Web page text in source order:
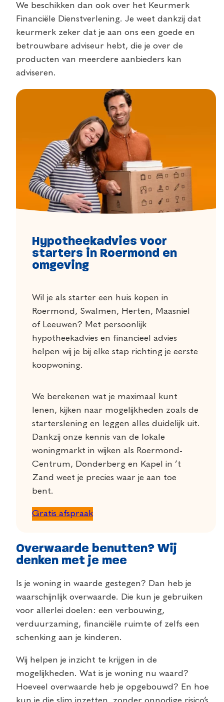
We beschikken dan ook over het Keurmerk
Financiële Dienstverlening. Je weet dankzij dat
keurmerk zeker dat je aan ons een goede en
betrouwbare adviseur hebt, die je over de
producten van meerdere aanbieders kan
adviseren.
Hypotheekadvies voor
starters in Roermond en
omgeving
Wil je als starter een huis kopen in
Roermond, Swalmen, Herten, Maasniel
of Leeuwen? Met persoonlijk
hypotheekadvies en financieel advies
helpen wij je bij elke stap richting je eerste
koopwoning.
We berekenen wat je maximaal kunt
lenen, kijken naar mogelijkheden zoals de
starterslening en leggen alles duidelijk uit.
Dankzij onze kennis van de lokale
woningmarkt in wijken als Roermond-
Centrum, Donderberg en Kapel in ’t
Zand weet je precies waar je aan toe
bent.
Gratis afspraak
Overwaarde benutten? Wij
denken met je mee
Is je woning in waarde gestegen? Dan heb je
waarschijnlijk overwaarde. Die kun je gebruiken
voor allerlei doelen: een verbouwing,
verduurzaming, financiële ruimte of zelfs een
schenking aan je kinderen.
Wij helpen je inzicht te krijgen in de
mogelijkheden. Wat is je woning nu waard?
Hoeveel overwaarde heb je opgebouwd? En hoe